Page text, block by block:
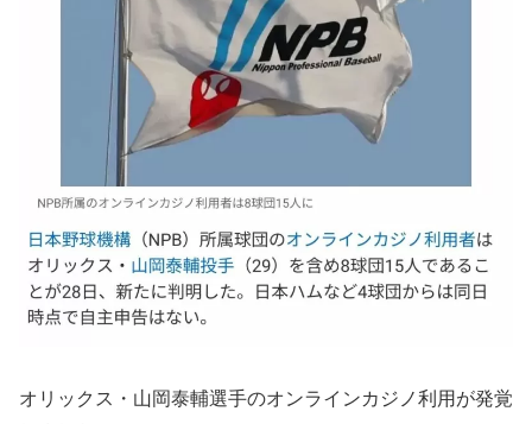
オリックス・山岡泰輔選手のオンラインカジノ利用が発覚